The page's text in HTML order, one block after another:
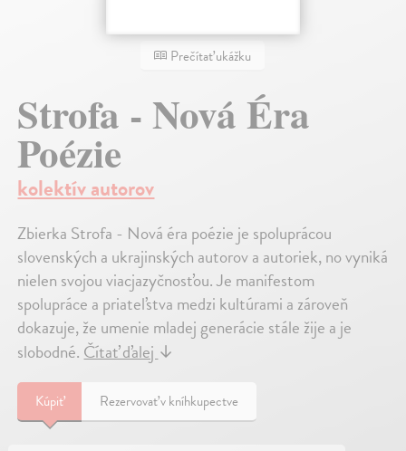
Prečítať ukážku
Strofa - Nová Éra
Poézie
kolektív autorov
Zbierka Strofa - Nová éra poézie je spoluprácou
slovenských a ukrajinských autorov a autoriek, no vyniká
nielen svojou viacjazyčnosťou. Je manifestom
spolupráce a priateľstva medzi kultúrami a zároveň
dokazuje, že umenie mladej generácie stále žije a je
slobodné.Čítať ďalej↓
Kúpiť Rezervovať v kníhkupectve